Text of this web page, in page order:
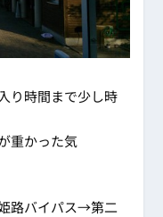
り時間まで少し時
重かった気
路バイパス→第二